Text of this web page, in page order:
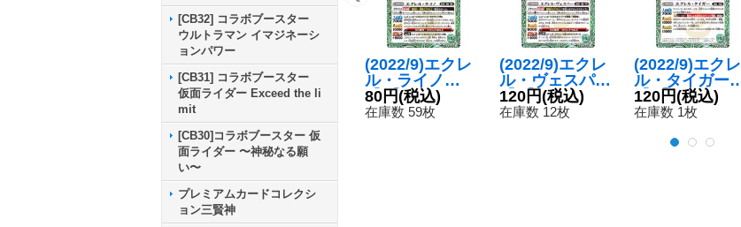
[CB32] コラボブースター
ウルトラマン イマジネーシ
ョンパワー
[CB31] コラボブースター
仮面ライダー Exceed the li
mit
[CB30]コラボブースター 仮
面ライダー 〜神秘なる願
い〜
プレミアムカードコレクシ
ョン三賢神
(2022/9)エクレ
ル・ライノ
【C】{BS62-03
5}《緑》
80円(税込)
在庫数 59枚
(2022/9)エクレ
ル・ヴェスパー
【C】{BS60-02
9}《緑》
120円(税込)
在庫数 12枚
(2022/9)エクレ
ル・タイガー
【C】{BS60-03
4}《緑》
120円(税込)
在庫数 1枚